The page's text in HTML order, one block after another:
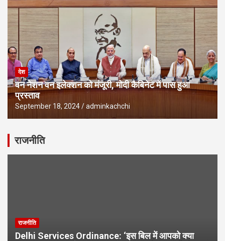
देश
वन नेशन वन इलेक्शन को मंजूरी, मोदी कैबिनेट में पास हुआ
प्रस्ताव
September 18, 2024 adminkachchi
राजनीति
राजनीति
Delhi Services Ordinance: ‘इस बिल में आपको क्या